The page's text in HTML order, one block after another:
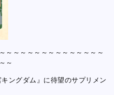
～～～～～～～～～～～～～～
～～
ングダム』に待望のサプリメン